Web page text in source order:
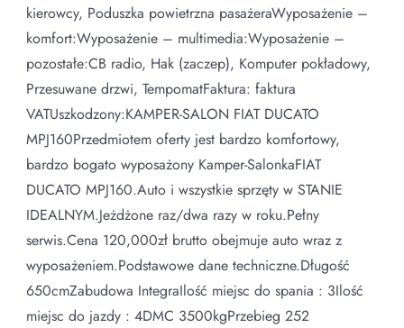
kierowcy, Poduszka powietrzna pasażeraWyposażenie –
komfort:Wyposażenie – multimedia:Wyposażenie –
pozostałe:CB radio, Hak (zaczep), Komputer pokładowy,
Przesuwane drzwi, TempomatFaktura: faktura
VATUszkodzony:KAMPER-SALON FIAT DUCATO
MPJ160Przedmiotem oferty jest bardzo komfortowy,
bardzo bogato wyposażony Kamper-SalonkaFIAT
DUCATO MPJ160.Auto i wszystkie sprzęty w STANIE
IDEALNYM.Jeżdżone raz/dwa razy w roku.Pełny
serwis.Cena 120,000zł brutto obejmuje auto wraz z
wyposażeniem.Podstawowe dane techniczne.Długość
650cmZabudowa IntegraIlość miejsc do spania : 3Ilość
miejsc do jazdy : 4DMC 3500kgPrzebieg 252